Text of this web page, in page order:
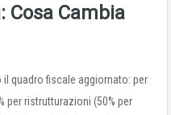
Cosa Cambia
il quadro fiscale aggiornato: per
per ristrutturazioni (50% per